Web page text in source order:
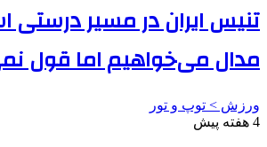
تنیس ایران در مسیر درستی
مدال می‌خواهیم اما قول
ورزش > توپ و تور
4 هفته پیش